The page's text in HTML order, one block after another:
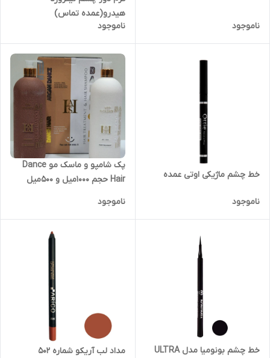
ناموجود
هیدرو(عمده تماس)
ناموجود
خط چشم ماژیکی اوتی عمده
ناموجود
پک شامپو و ماسک مو Dance
Hair حجم 1000میل و 500میل
ناموجود
خط چشم بونومیا مدل ULTRA
مداد لب آریکو شماره 502